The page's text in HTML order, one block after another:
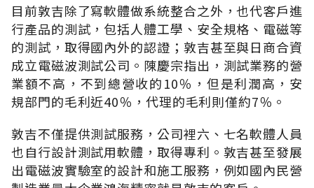
目前敦吉除了寫軟體做系統整合之外，也代客戶進
行產品的測試，包括人體工學、安全規格、電磁等
的測試，取得國內外的認證；敦吉甚至與日商合資
成立電磁波測試公司。陳慶宗指出，測試業務的營
業額不高，不到總營收的10％，但是利潤高，安
規部門的毛利近40％，代理的毛利則僅約7％。
敦吉不僅提供測試服務，公司裡六、七名軟體人員
也自行設計測試用軟體，取得專利。敦吉甚至發展
出電磁波實驗室的設計和施工服務，例如國內民營